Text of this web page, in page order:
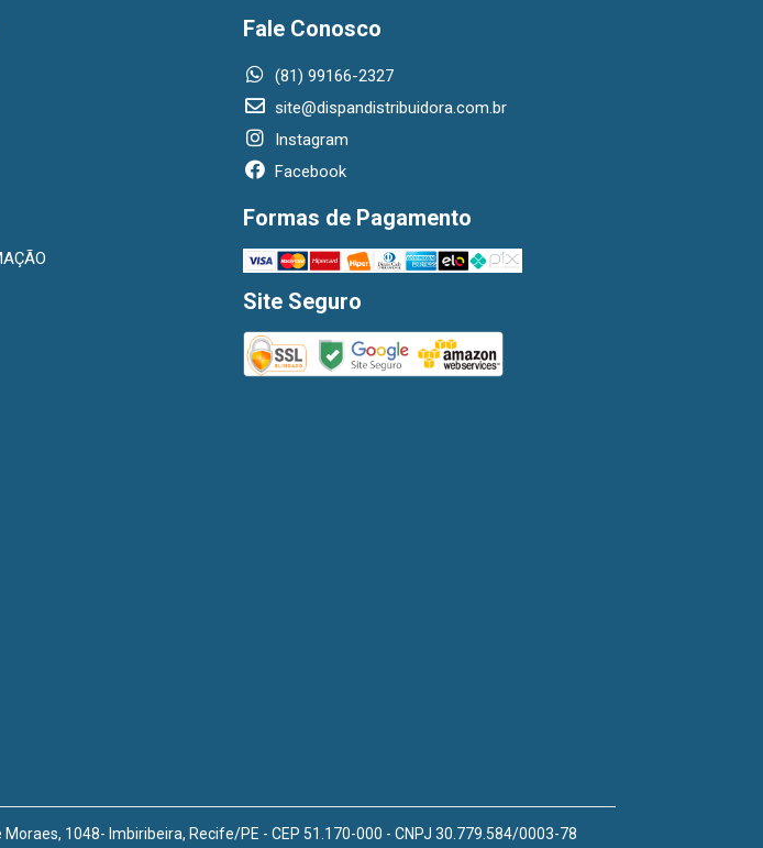
Fale Conosco
(81) 99166-2327
site@dispandistribuidora.com.br
Instagram
Facebook
Formas de Pagamento
Site Seguro
1048- Imbiribeira, Recife/PE - CEP 51.170-000 - CNPJ 30.779.584/0003-78